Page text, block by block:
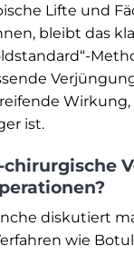
Lifte und
bleibt das
ist.
diskutiert
wie